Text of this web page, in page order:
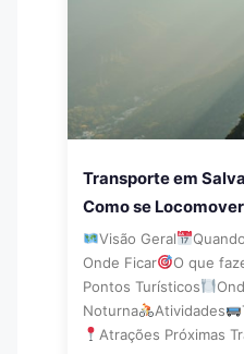
Transporte em
Como se Locomover
Visão Geral
Onde Ficar
O que
Pontos Turísticos
Noturna
Atividades
Atrações Próximas